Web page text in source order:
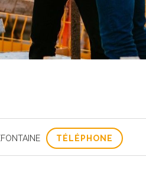
TÉLÉPHONE